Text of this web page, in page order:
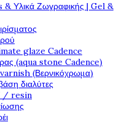
Υλικά Ζωγραφικής | Gel &
glaze Cadence
(aqua stone Cadence)
(Βερνικόχρωμα)
διαλύτες
/ resin